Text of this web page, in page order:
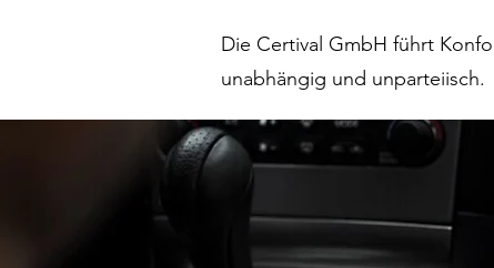
Die Certival GmbH führt
unabhängig und unparteiisch.